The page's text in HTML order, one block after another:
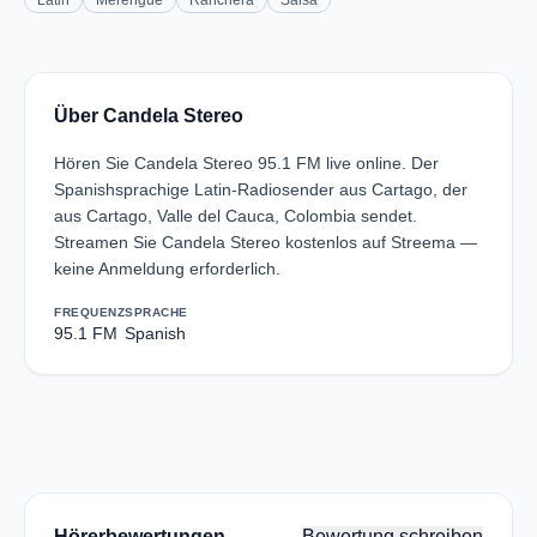
Über Candela Stereo
Hören Sie Candela Stereo 95.1 FM live online. Der
Spanishsprachige Latin-Radiosender aus Cartago, der
aus Cartago, Valle del Cauca, Colombia sendet.
Streamen Sie Candela Stereo kostenlos auf Streema —
keine Anmeldung erforderlich.
FREQUENZ
95.1 FM
SPRACHE
Spanish